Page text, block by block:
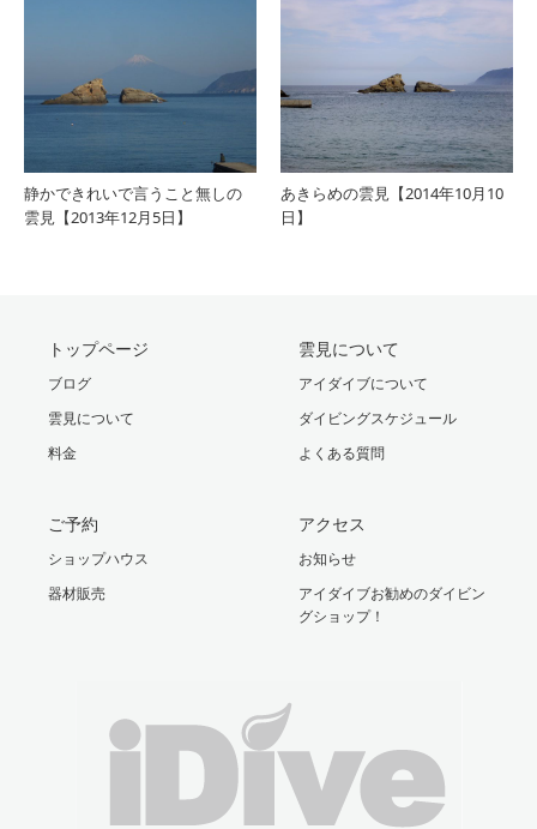
静かできれいで言うこと無しの
雲見【2013年12月5日】
あきらめの雲見【2014年10月10
日】
トップページ
ブログ
雲見について
料金
雲見について
アイダイブについて
ダイビングスケジュール
よくある質問
ご予約
ショップハウス
器材販売
アクセス
お知らせ
アイダイブお勧めのダイビン
グショップ！